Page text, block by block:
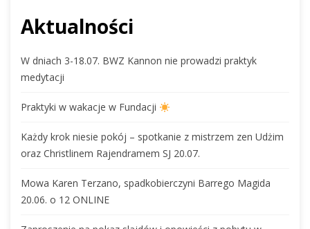
Aktualności
W dniach 3-18.07. BWZ Kannon nie prowadzi praktyk
medytacji
Praktyki w wakacje w Fundacji
Każdy krok niesie pokój – spotkanie z mistrzem zen Udżim
oraz Christlinem Rajendramem SJ 20.07.
Mowa Karen Terzano, spadkobierczyni Barrego Magida
20.06. o 12 ONLINE